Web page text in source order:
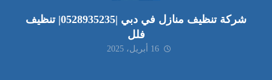
شركة تنظيف منازل في دبي |0528935235| تنظيف
فلل
16 أبريل، 2025